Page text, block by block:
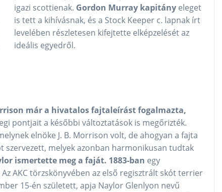
igazi scottienak. Gordon Murray kapitányeleget
is tett a kihívásnak, és a Stock Keeper c. lapnak írt
levelében részletesen kifejtette elképzelését az
ideális egyedről.
már a hivatalos fajtaleírást fogalmazta,
pontjait a későbbi változtatások is megőrizték.
elnöke J. B. Morrison volt, de ahogyan a fajta
melyek azonban harmonikusan tudtak
ismertette meg a faját. 1883-ban egy
AKC törzskönyvében az első regisztrált skót terrier
15-én született, apja Naylor Glenlyon nevű